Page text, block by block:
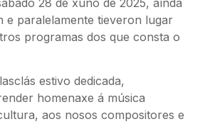
e paralelamente tieveron lugar
programas dos que consta o
estivo dedicada,
homenaxe á música
aos nosos compositores e